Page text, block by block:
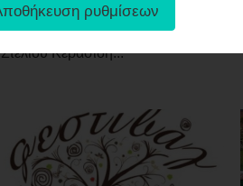
Στέλιου Κερασίδη...